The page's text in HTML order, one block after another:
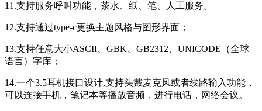
11.支持服务呼叫功能，茶水、纸、笔、人工服务。
12.支持通过type-c更换主题风格与图形界面；
13.支持任意大小ASCII、GBK、GB2312、UNICODE（全球
语言）字库；
14.一个3.5耳机接口设计,支持头戴麦克风或者线路输入功能，
可以连接手机，笔记本等播放音频，进行电话，网络会议。